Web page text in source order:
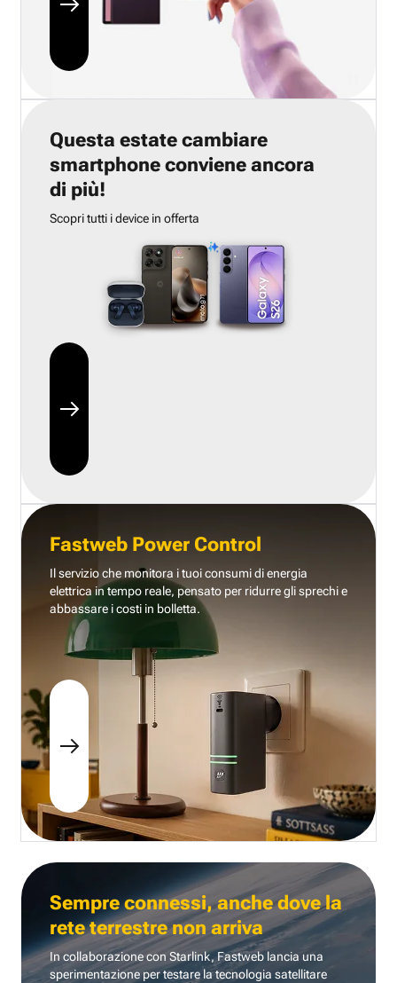
Questa estate cambiare
smartphone conviene ancora
di più!
Scopri tutti i device in offerta
Fastweb Power Control
Il servizio che monitora i tuoi consumi di energia
elettrica in tempo reale, pensato per ridurre gli sprechi e
abbassare i costi in bolletta.
Sempre connessi, anche dove la
rete terrestre non arriva
In collaborazione con Starlink, Fastweb lancia una
sperimentazione per testare la tecnologia satellitare